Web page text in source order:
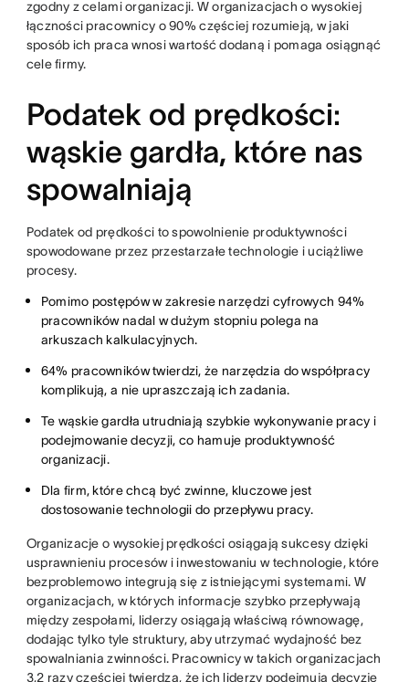
zgodny z celami organizacji. W organizacjach o wysokiej
łączności pracownicy o 90% częściej rozumieją, w jaki
sposób ich praca wnosi wartość dodaną i pomaga osiągnąć
cele firmy.
Podatek od prędkości:
wąskie gardła, które nas
spowalniają
Podatek od prędkości to spowolnienie produktywności
spowodowane przez przestarzałe technologie i uciążliwe
procesy.
Pomimo postępów w zakresie narzędzi cyfrowych 94%
pracowników nadal w dużym stopniu polega na
arkuszach kalkulacyjnych.
64% pracowników twierdzi, że narzędzia do współpracy
komplikują, a nie upraszczają ich zadania.
Te wąskie gardła utrudniają szybkie wykonywanie pracy i
podejmowanie decyzji, co hamuje produktywność
organizacji.
Dla firm, które chcą być zwinne, kluczowe jest
dostosowanie technologii do przepływu pracy.
Organizacje o wysokiej prędkości osiągają sukcesy dzięki
usprawnieniu procesów i inwestowaniu w technologie, które
bezproblemowo integrują się z istniejącymi systemami. W
organizacjach, w których informacje szybko przepływają
między zespołami, liderzy osiągają właściwą równowagę,
dodając tylko tyle struktury, aby utrzymać wydajność bez
spowalniania zwinności. Pracownicy w takich organizacjach
3,2 razy częściej twierdzą, że ich liderzy podejmują decyzje